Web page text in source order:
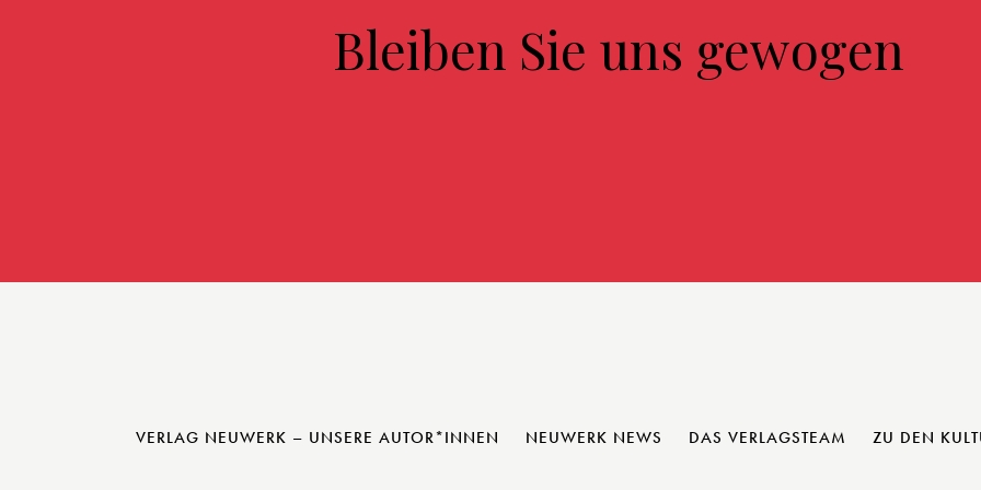
Bleiben Sie uns gewogen
VERLAG NEUWERK – UNSERE AUTOR*INNEN NEUWERK NEWS DAS VERLAGSTEAM ZU DEN